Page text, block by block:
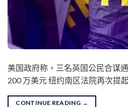
美国政府称，三名英国公民合谋
200 万美元 纽约南区法院再次提
CONTINUE READING →